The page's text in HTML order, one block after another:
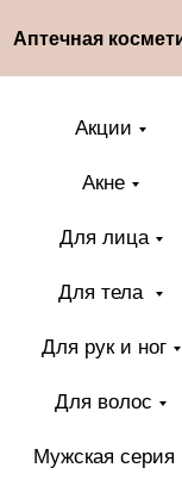
Аптечная
Акции
Акне
Для лица
Для тела
Для рук и ног
Для волос
Мужская серия